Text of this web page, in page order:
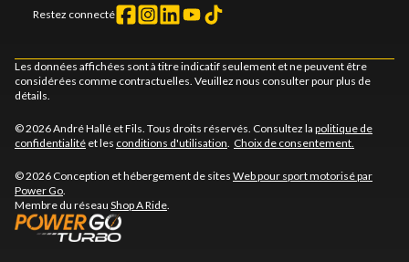
Restez connecté
Les données affichées sont à titre indicatif seulement et ne peuvent être
considérées comme contractuelles. Veuillez nous consulter pour plus de
détails.
© 2026 André Hallé et Fils. Tous droits réservés. Consultez la politique de
confidentialité et les conditions d'utilisation. Choix de consentement.
© 2026 Conception et hébergement de sites Web pour sport motorisé par
Power Go.
Membre du réseau Shop A Ride.